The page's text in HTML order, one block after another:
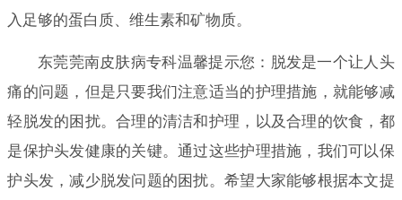
入足够的蛋白质、维生素和矿物质。
东莞莞南皮肤病专科温馨提示您：脱发是一个让人头
痛的问题，但是只要我们注意适当的护理措施，就能够减
轻脱发的困扰。合理的清洁和护理，以及合理的饮食，都
是保护头发健康的关键。通过这些护理措施，我们可以保
护头发，减少脱发问题的困扰。希望大家能够根据本文提